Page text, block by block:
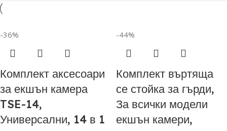
-36%
Комплект аксесоари
за екшън камера
TSE-14,
Универсални, 14 в 1
-44%
Комплект въртяща
се стойка за гърди,
За всички модели
екшън камери,